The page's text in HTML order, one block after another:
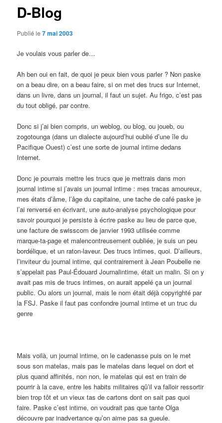
D-Blog
Publié le7 mai 2003
Je voulais vous parler de…
Ah ben oui en fait, de quoi je peux bien vous parler ? Non paske
on a beau dire, on a beau faire, si on met des trucs sur Internet,
dans un livre, dans un journal, il faut un sujet. Au frigo, c’est pas
du tout obligé, par contre.
Donc si j’ai bien compris, un weblog, ou blog, ou joueb, ou
zogotounga (dans un dialecte aujourd’hui oublié d’une île du
Pacifique Ouest) c’est une sorte de journal intime dedans
Internet.
Donc je pourrais mettre les trucs que je mettrais dans mon
journal intime si j’avais un journal intime : mes tracas amoureux,
mes états d’âme, l’âge du capitaine, une tache de café paske je
l’ai renversé en écrivant, une auto-analyse psychologique pour
savoir pourquoi je persiste à écrire paske au lieu de parce que,
une facture de swisscom de janvier 1993 utilisée comme
marque-ta-page et malencontreusement oubliée, je suis un peu
bordélique, et un raton-laveur. Des trucs intimes, quoi. D’ailleurs,
l’inviteur du journal intime, qui contrairement à Jean Poubelle ne
s’appelait pas Paul-Édouard Journalintime, était un malin. Si on y
avait pas mis de trucs intimes, on aurait appelé ça un journal
public. Ou alors un journal, mais le nom était déjà copyrighté par
la FSJ. Paske il faut pas confondre journal intime et un truc du
genre
Mais voilà, un journal intime, on le cadenasse puis on le met
sous son matelas, mais pas le matelas dans lequel on dort et
plus quand affinités, non non, le matelas qui est en train de
pourrir à la cave, entre les habits militaires qû’il va falloir ressortir
bien trop tôt et un vieux tas de cartons dont on sait pas quoi
faire. Paske c’est intime, on voudrait pas que tante Olga
découvre par inadvertance qu’on aime pas sa gueule.